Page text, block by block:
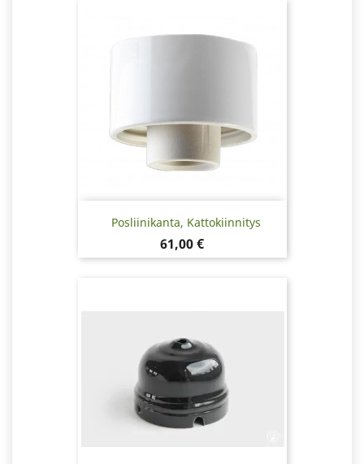
Posliinikanta, Kattokiinnitys
Hinta
61,00 €